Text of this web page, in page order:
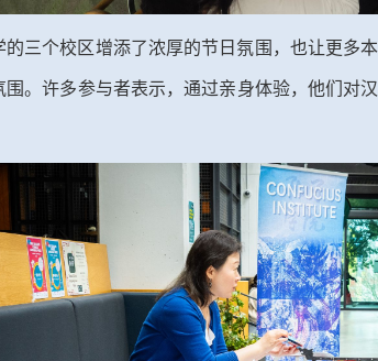
的三个校区增添了浓厚的节日氛围，也让更多
。许多参与者表示，通过亲身体验，他们对